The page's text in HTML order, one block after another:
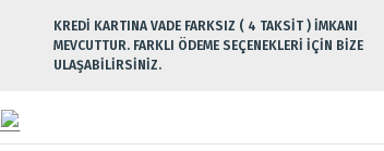
KREDİ KARTINA VADE FARKSIZ ( 4 TAKSİT ) İMKANI
MEVCUTTUR. FARKLI ÖDEME SEÇENEKLERİ İÇİN BİZE
ULAŞABİLİRSİNİZ.